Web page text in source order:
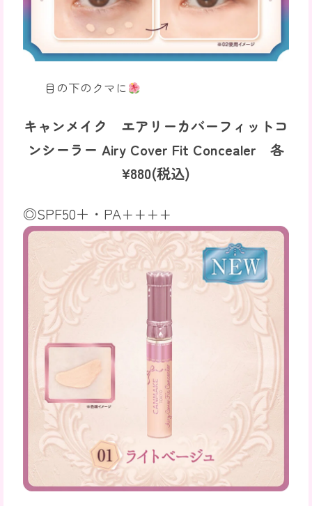
目の下のクマに
キャンメイク エアリーカバーフィットコ
ンシーラー Airy Cover Fit Concealer 各
¥880(税込)
◎SPF50＋・PA++++